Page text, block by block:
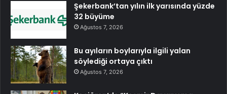
Şekerbank’tan yılın ilk yarısında yüzde
32 büyüme
Ağustos 7, 2026
Bu ayıların boylarıyla ilgili yalan
söylediği ortaya çıktı
Ağustos 7, 2026